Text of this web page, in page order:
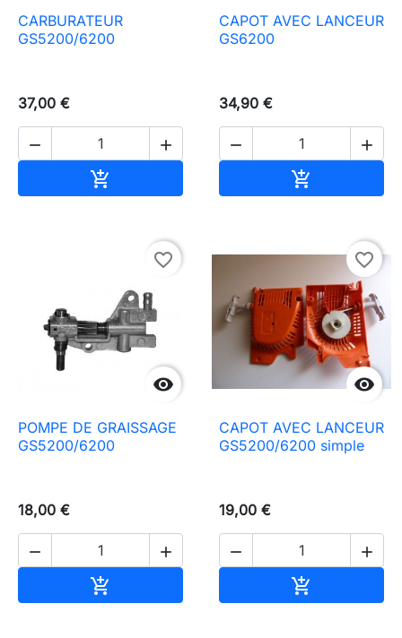
CARBURATEUR
GS5200/6200
37,00 €
 

CAPOT AVEC LANCEUR
GS6200
34,90 €
 


favorite_border
POMPE DE GRAISSAGE
GS5200/6200
18,00 €
 


favorite_border
CAPOT AVEC LANCEUR
GS5200/6200 simple
19,00 €
 
